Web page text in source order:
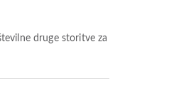
druge storitve za